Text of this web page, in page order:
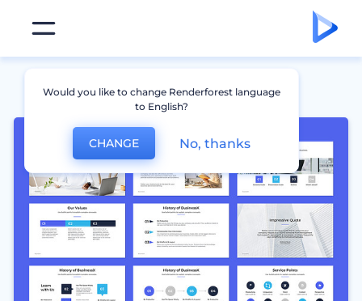
Would you like to change Renderforest language
to English?
CHANGE No, thanks